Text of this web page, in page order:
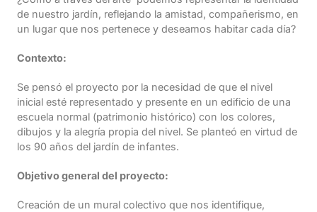
de nuestro jardín, reflejando la amistad, compañerismo, en
un lugar que nos pertenece y deseamos habitar cada día?
Contexto:
Se pensó el proyecto por la necesidad de que el nivel
inicial esté representado y presente en un edificio de una
escuela normal (patrimonio histórico) con los colores,
dibujos y la alegría propia del nivel. Se planteó en virtud de
los 90 años del jardín de infantes.
Objetivo general del proyecto:
Creación de un mural colectivo que nos identifique,